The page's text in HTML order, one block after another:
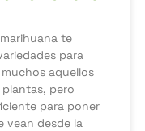
te
para
aquellos
pero
para poner
vean desde la